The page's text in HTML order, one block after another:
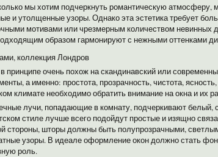
мы хотим подчеркнуть романтическую
и утолщенные узоры. Однако эта эстетика требует
мотивами или чрезмерным количеством невинных
образом гармонируют с нежными оттенками
коллекция Лондров
принципе очень похож на скандинавский или
а именно: простота, прозрачность, чистота,
климате необходимо обратить внимание на окна и их
лучи, попадающие в комнату, подчеркивают белый,
стиле лучше всего подойдут простые и изящно
стороны, шторы должны быть полупрозрачными,
узоры. В идеале оформление окон должно стать
роль.